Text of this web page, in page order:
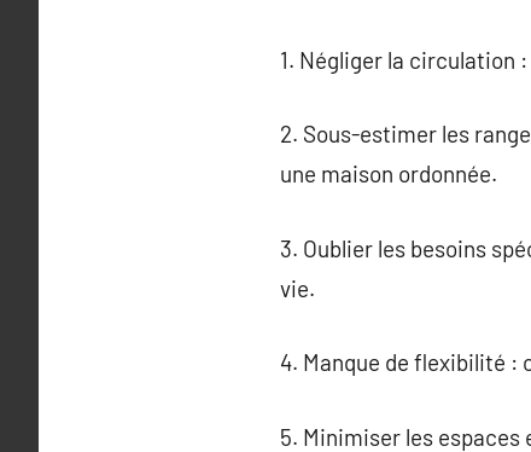
1. Négliger la circulation
2. Sous-estimer les
une maison ordonnée.
3. Oublier les besoins
vie.
4. Manque de flexibilité :
5. Minimiser les